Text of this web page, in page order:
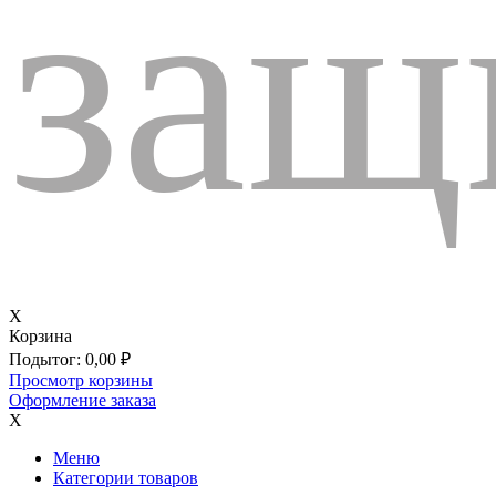
X
Корзина
Подытог: 0,00 ₽
Просмотр корзины
Оформление заказа
X
Меню
Категории товаров